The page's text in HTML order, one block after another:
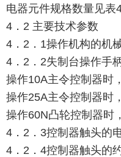
电器元件规格数量见
4．2 主要技术参数
4．2．1操作机构的机
4．2．2失制台操作手
操作10A主令控制器时
操作25A主令控制器时
操作60N凸轮控制器时
4．2．3控制器触头的
4．2．4控制器触头的